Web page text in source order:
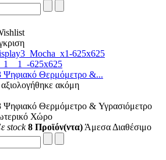
Θερμόμετρo &...
ακόμη
Θερμόμετρo & Υγρασιόμετρo
Χώρο
stock 8 Προϊόν(ντα) Άμεσα Διαθέσιμο